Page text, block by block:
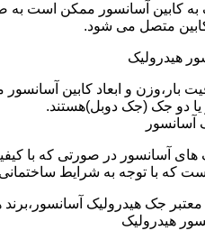
به کابین آسانسور ممکن است
متصل می شود.
هیدرولیک
بار،وزن و ابعاد کابین
دو جک (جک دوبل)هستند.
آسانسور
های آسانسور در صورتی که با
که با توجه به شرایط
معتبر جک هیدرولیک
هیدرولیک